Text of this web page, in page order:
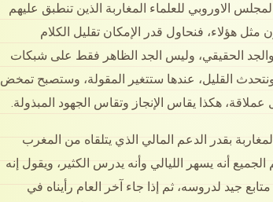
الاوروبي للعلماء المغاربة الذين تنطبق عليهم
مثل هؤلاء، فنحاول قدر الإمكان تقليل الكلام
والجد الحقيقي، وليس الجد الظاهر فقط على شبكات
القليل، عندها ستتغير المقولة، وستصبح تمخض
عملاقة، هكذا يقاس الإنجاز وتقاس الجهود المبذولة.
بقدر الدعم المالي الذي يتلقاه من المغرب
أنه يسهر الليالي وأنه يدرس الكثير، ويقول إنه
جيد لدروسه، ثم إذا جاء آخر العام رأيناه في